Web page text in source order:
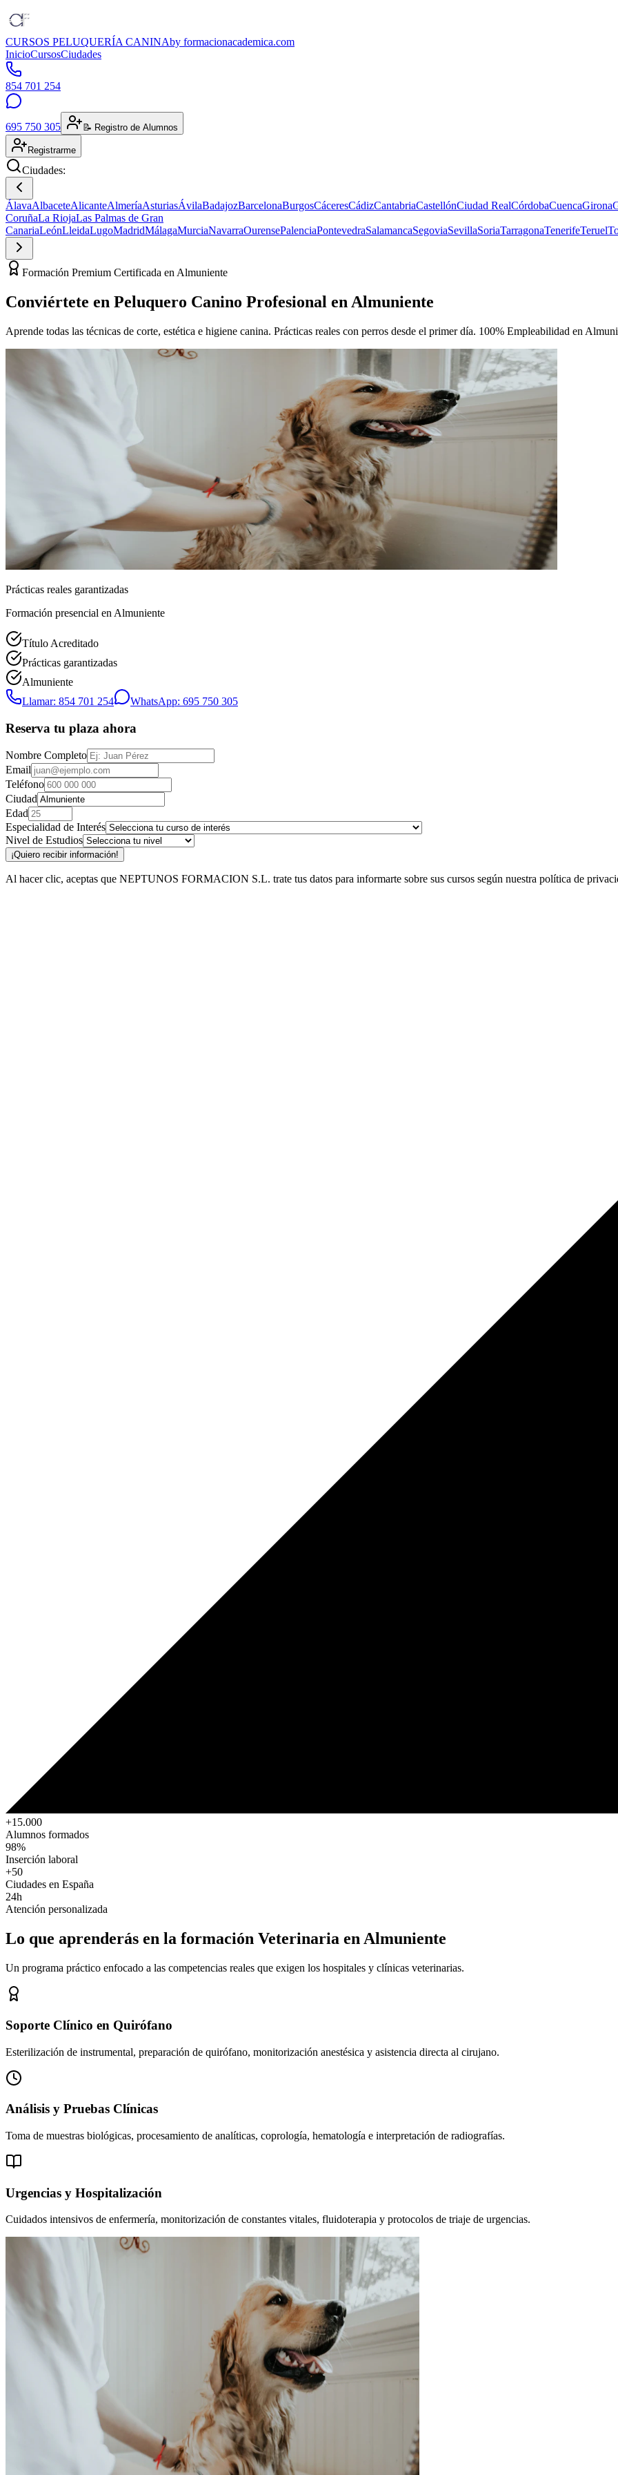
CURSOS PELUQUERÍA CANINAby formacionacademica.com
InicioCursosCiudades
854 701 254
695 750 305 📝 Registro de Alumnos
Registrarme
Ciudades:
ÁlavaAlbaceteAlicanteAlmeríaAsturiasÁvilaBadajozBarcelonaBurgosCáceresCádizCantabriaCastellónCiudad RealCórdobaCuencaGirona
CoruñaLa RiojaLas Palmas de Gran
CanariaLeónLleidaLugoMadridMálagaMurciaNavarraOurensePalenciaPontevedraSalamancaSegoviaSevillaSoriaTarragonaTenerifeTeruel
Formación Premium Certificada en Almuniente
Conviértete en Peluquero Canino Profesional en Almuniente
Aprende todas las técnicas de corte, estética e higiene canina. Prácticas reales con perros desde el primer día. 100% Empleabilidad en
Prácticas reales garantizadas
Formación presencial en Almuniente
Título Acreditado
Prácticas garantizadas
Almuniente
Llamar: 854 701 254
WhatsApp: 695 750 305
Reserva tu plaza ahora
Nombre Completo
Email
Teléfono
Ciudad
Edad
Especialidad de Interés
Nivel de Estudios
¡Quiero recibir información!
Al hacer clic, aceptas que NEPTUNOS FORMACION S.L. trate tus datos para informarte sobre sus cursos según nuestra política de
+15.000
Alumnos formados
98%
Inserción laboral
+50
Ciudades en España
24h
Atención personalizada
Lo que aprenderás en la formación Veterinaria en Almuniente
Un programa práctico enfocado a las competencias reales que exigen los hospitales y clínicas veterinarias.
Soporte Clínico en Quirófano
Esterilización de instrumental, preparación de quirófano, monitorización anestésica y asistencia directa al cirujano.
Análisis y Pruebas Clínicas
Toma de muestras biológicas, procesamiento de analíticas, coprología, hematología e interpretación de radiografías.
Urgencias y Hospitalización
Cuidados intensivos de enfermería, monitorización de constantes vitales, fluidoterapia y protocolos de triaje de urgencias.